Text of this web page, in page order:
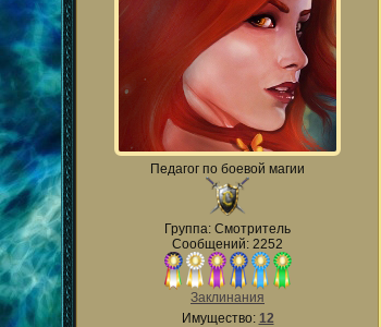
Педагог по боевой магии
Группа: Смотритель
Сообщений: 2252
Заклинания
Имущество: 12